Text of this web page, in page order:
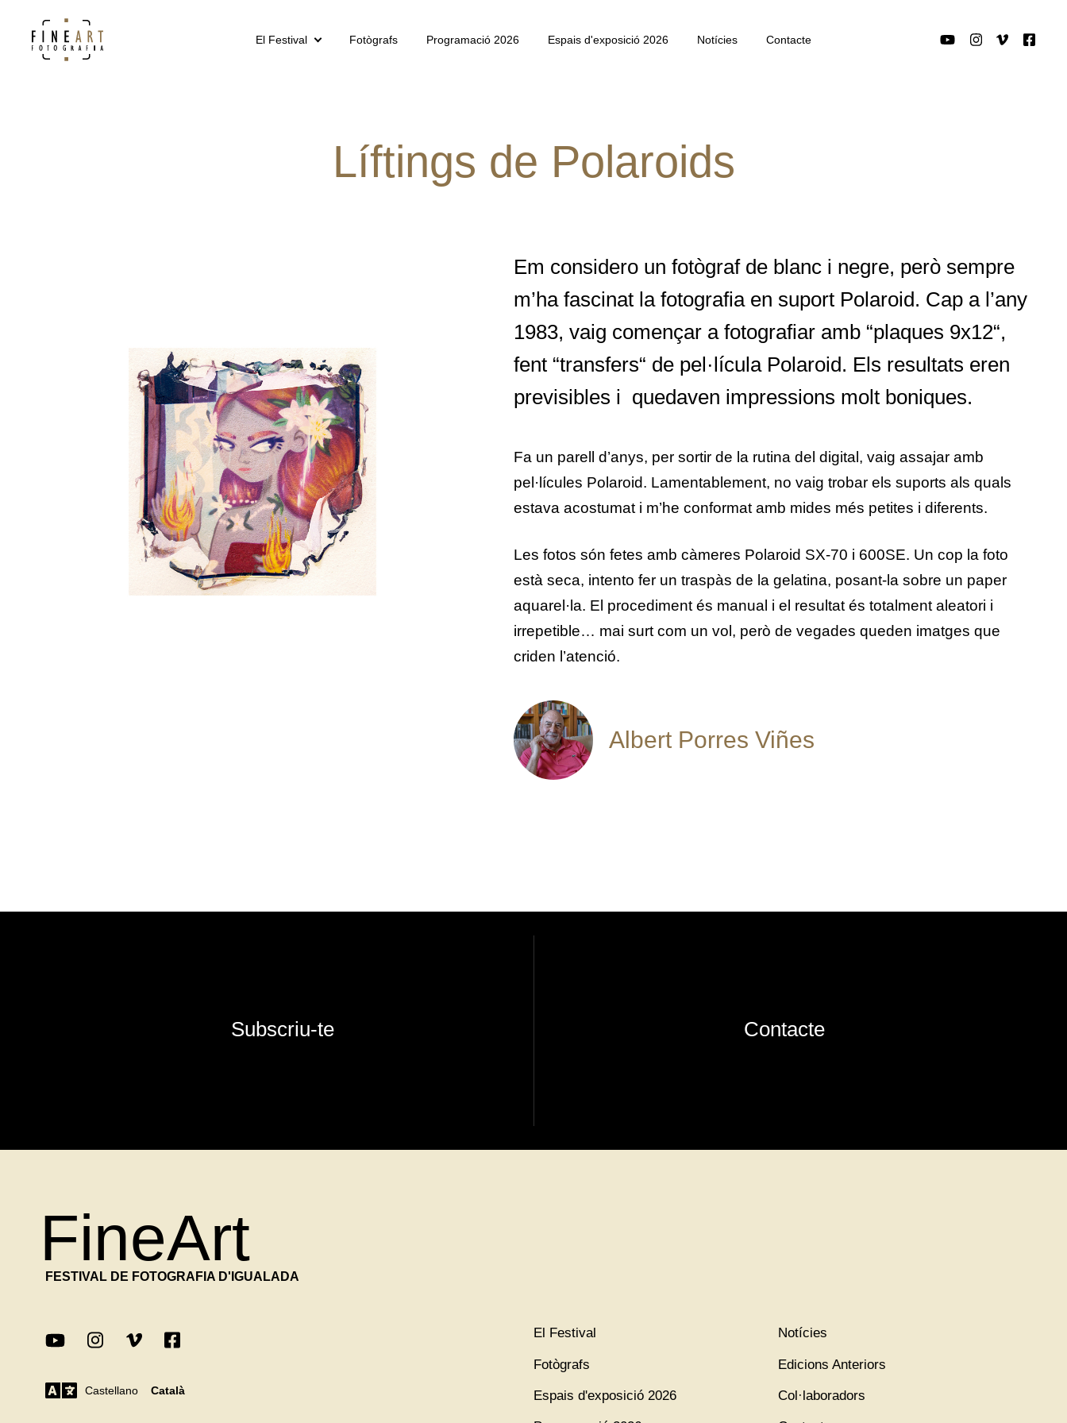
El Festival Fotògrafs Programació 2026 Espais d'exposició 2026 Notícies Contacte
Líftings de Polaroids
Em considero un fotògraf de blanc i negre, però sempre
m’ha fascinat la fotografia en suport Polaroid. Cap a l’any
1983, vaig començar a fotografiar amb “plaques 9x12“,
fent “transfers“ de pel·lícula Polaroid. Els resultats eren
previsibles i quedaven impressions molt boniques.
Fa un parell d’anys, per sortir de la rutina del digital, vaig assajar amb
pel·lícules Polaroid. Lamentablement, no vaig trobar els suports als quals
estava acostumat i m’he conformat amb mides més petites i diferents.
Les fotos són fetes amb càmeres Polaroid SX-70 i 600SE. Un cop la foto
està seca, intento fer un traspàs de la gelatina, posant-la sobre un paper
aquarel·la. El procediment és manual i el resultat és totalment aleatori i
irrepetible… mai surt com un vol, però de vegades queden imatges que
criden l’atenció.
Albert Porres Viñes
Subscriu-te Contacte
FineArt
FESTIVAL DE FOTOGRAFIA D'IGUALADA
Castellano Català
El Festival
Fotògrafs
Espais d'exposició 2026
Notícies
Edicions Anteriors
Col·laboradors